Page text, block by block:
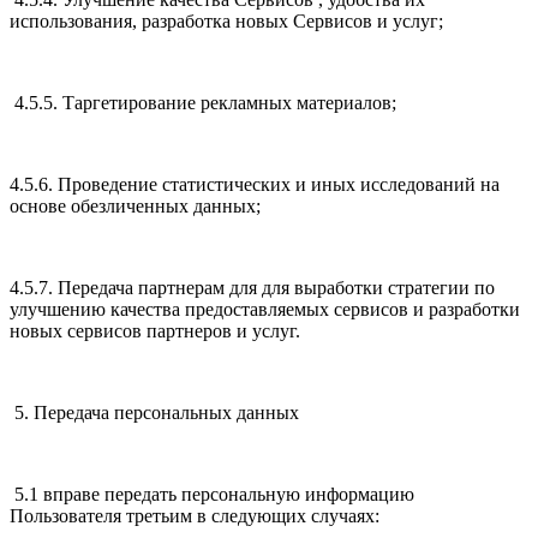
использования, разработка новых Сервисов и услуг;
4.5.5. Таргетирование рекламных материалов;
4.5.6. Проведение статистических и иных исследований на
основе обезличенных данных;
4.5.7. Передача партнерам для для выработки стратегии по
улучшению качества предоставляемых сервисов и разработки
новых сервисов партнеров и услуг.
5. Передача персональных данных
5.1 вправе передать персональную информацию
Пользователя третьим в следующих случаях: